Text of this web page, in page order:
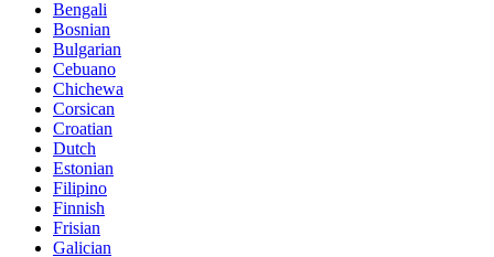
Bengali
Bosnian
Bulgarian
Cebuano
Chichewa
Corsican
Croatian
Dutch
Estonian
Filipino
Finnish
Frisian
Galician